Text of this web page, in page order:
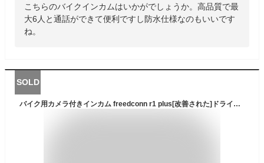
こちらのバイクインカムはいかがでしょうか。高品質で最
大6人と通話ができて便利ですし防水仕様なのもいいです
ね。
SOLD
バイク用カメラ付きインカム freedconn r1 plus[改善された]ドライブレコーダー 1080p ループ録画 bluetooth 5.0 wifi搭載 6人通話 防水（64gメモリーカードがギフトとして含まれています）